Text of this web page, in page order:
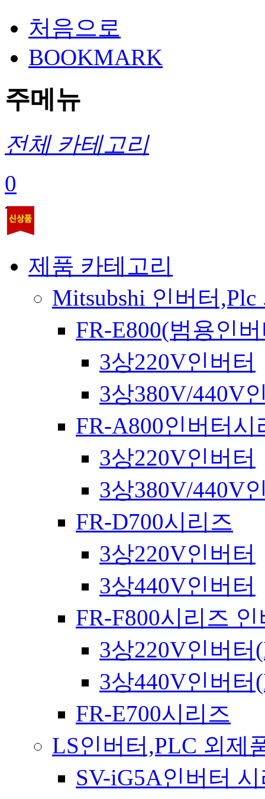
처음으로
BOOKMARK
주메뉴
전체 카테고리
0
제품 카테고리
Mitsubshi 인버터,Plc
FR-E800(범용인
3상220V인버터
3상380V/440V
FR-A800인버터시
3상220V인버터
3상380V/440V
FR-D700시리즈
3상220V인버터
3상440V인버터
FR-F800시리즈
3상220V인버터
3상440V인버터
FR-E700시리즈
LS인버터,PLC 외제
SV-iG5A인버터